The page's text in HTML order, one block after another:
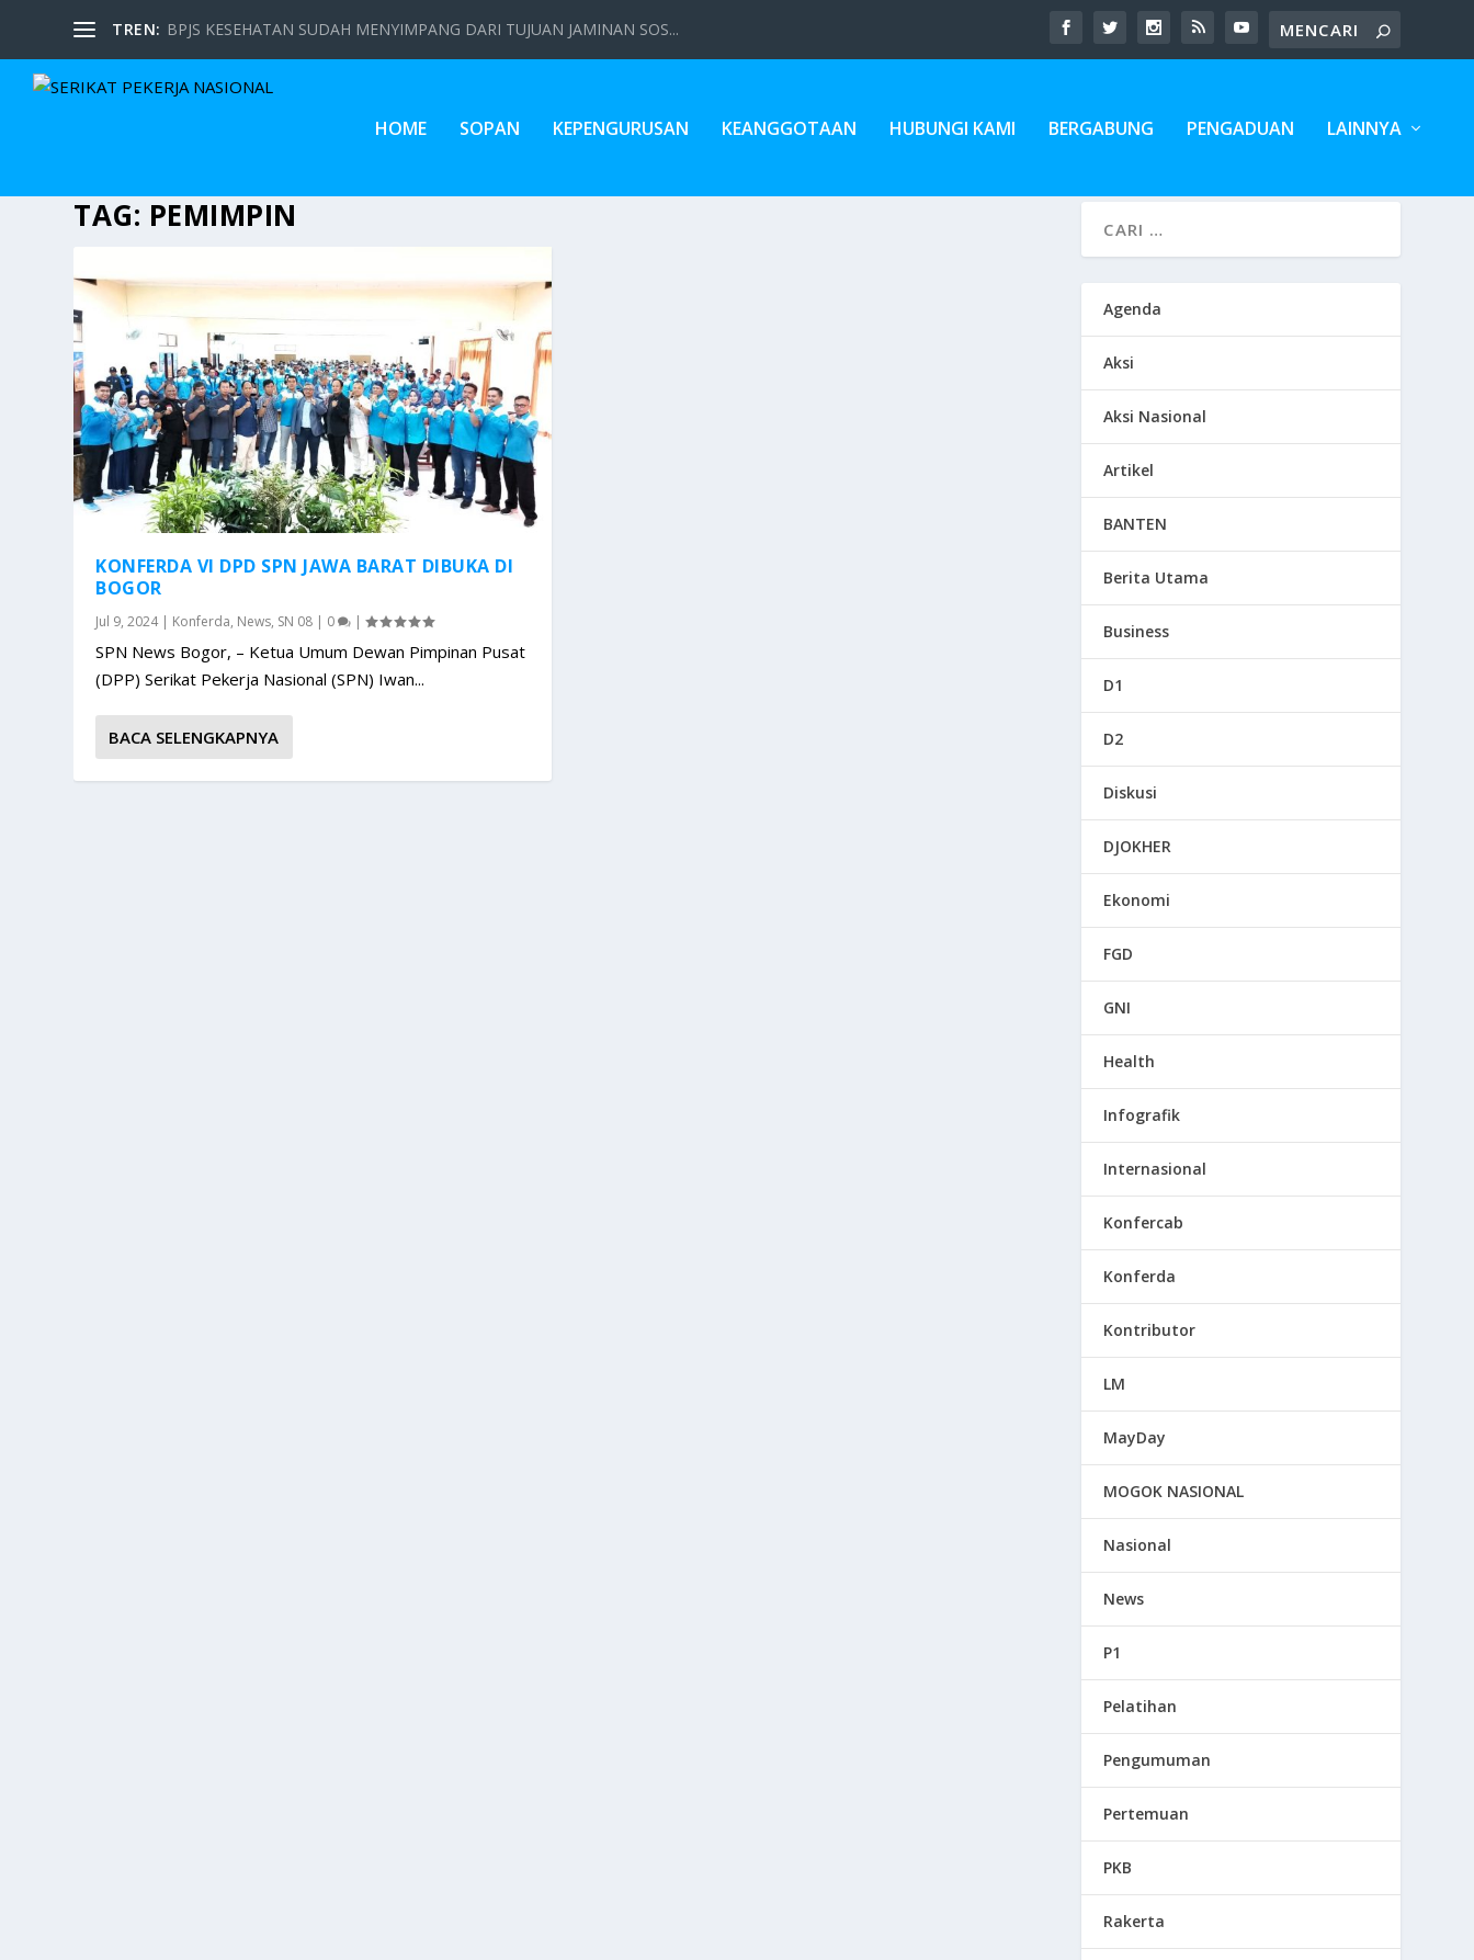
TREN: BPJS KESEHATAN SUDAH MENYIMPANG DARI TUJUAN JAMINAN SOS...
HOME SOPAN KEPENGURUSAN KEANGGOTAAN HUBUNGI KAMI BERGABUNG PENGADUAN LAINNYA
TAG: PEMIMPIN
KONFERDA VI DPD SPN JAWA BARAT DIBUKA DI
BOGOR
Jul 9, 2024| Konferda, News, SN 08 | 0 |
SPN News Bogor, – Ketua Umum Dewan Pimpinan Pusat
(DPP) Serikat Pekerja Nasional (SPN) Iwan...
BACA SELENGKAPNYA
Agenda
Aksi
Aksi Nasional
Artikel
BANTEN
Berita Utama
Business
D1
D2
Diskusi
DJOKHER
Ekonomi
FGD
GNI
Health
Infografik
Internasional
Konfercab
Konferda
Kontributor
LM
MayDay
MOGOK NASIONAL
Nasional
News
P1
Pelatihan
Pengumuman
Pertemuan
PKB
Rakerta